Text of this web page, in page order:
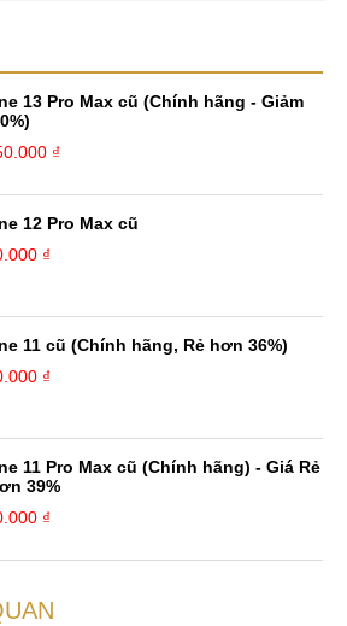
chính là gửi gắm lại những cảm xúc, cảm
13 Pro Max cũ (Chính hãng - Giảm
₫
12 Pro Max cũ
₫
11 cũ (Chính hãng, Rẻ hơn 36%)
₫
11 Pro Max cũ (Chính hãng) - Giá Rẻ
39%
₫